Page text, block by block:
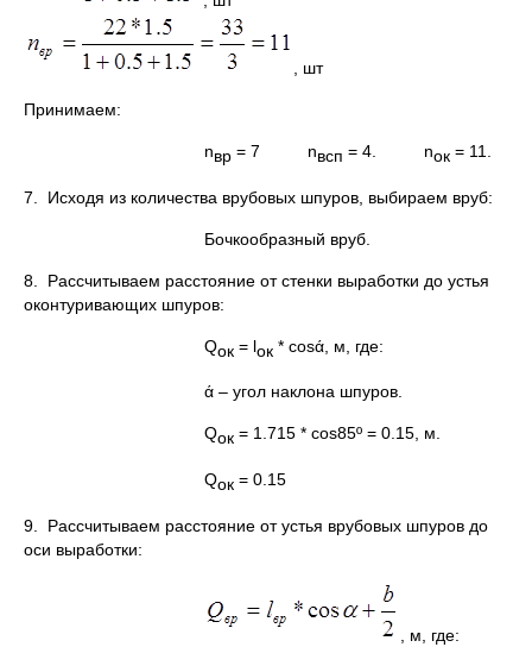
, шт
Принимаем:
nвр = 7 nвсп = 4. nок = 11.
7. Исходя из количества врубовых шпуров, выбираем вруб:
Бочкообразный вруб.
8. Рассчитываем расстояние от стенки выработки до устья
оконтуривающих шпуров:
Qок = lок * cosά, м, где:
ά – угол наклона шпуров.
Qок = 1.715 * cos85º = 0.15, м.
Qок = 0.15
9. Рассчитываем расстояние от устья врубовых шпуров до
оси выработки:
, м, где: